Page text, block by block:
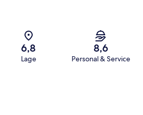
6,8
Lage
8,6
Personal & Service